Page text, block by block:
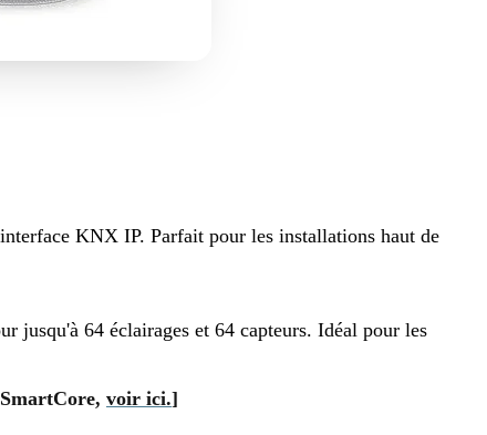
KNX IP. Parfait pour les installations haut de
jusqu'à 64 éclairages et 64 capteurs. Idéal pour les
voir ici.]